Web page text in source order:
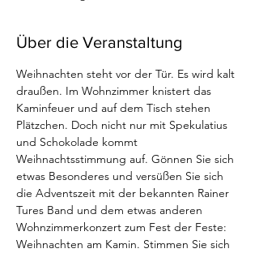
Über die Veranstaltung
Weihnachten steht vor der Tür. Es wird kalt
draußen. Im Wohnzimmer knistert das
Kaminfeuer und auf dem Tisch stehen
Plätzchen. Doch nicht nur mit Spekulatius
und Schokolade kommt
Weihnachtsstimmung auf. Gönnen Sie sich
etwas Besonderes und versüßen Sie sich
die Adventszeit mit der bekannten Rainer
Tures Band und dem etwas anderen
Wohnzimmerkonzert zum Fest der Feste:
Weihnachten am Kamin. Stimmen Sie sich